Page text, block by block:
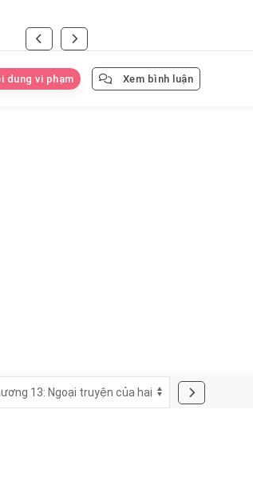
dung vi phạm Xem bình luận